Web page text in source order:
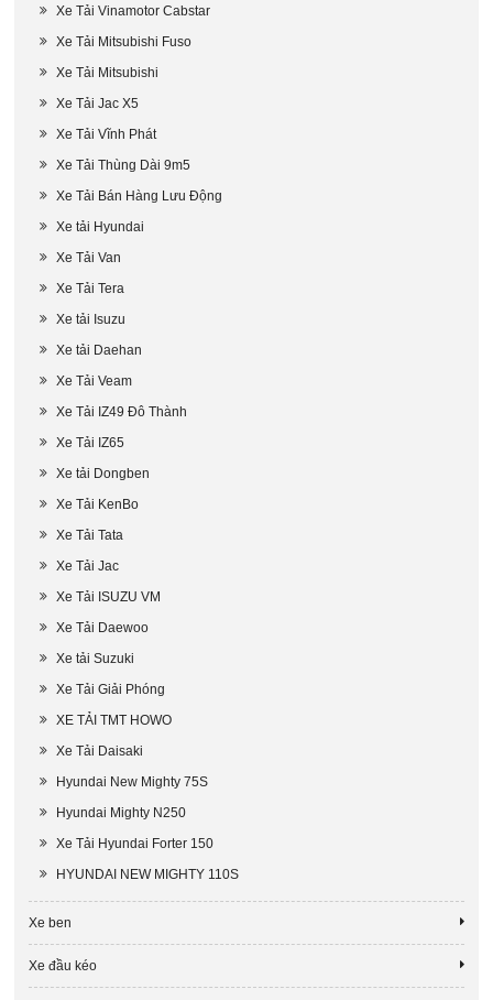
Xe Tải Vinamotor Cabstar
Xe Tải Mitsubishi Fuso
Xe Tải Mitsubishi
Xe Tải Jac X5
Xe Tải Vĩnh Phát
Xe Tải Thùng Dài 9m5
Xe Tải Bán Hàng Lưu Động
Xe tải Hyundai
Xe Tải Van
Xe Tải Tera
Xe tải Isuzu
Xe tải Daehan
Xe Tải Veam
Xe Tải IZ49 Đô Thành
Xe Tải IZ65
Xe tải Dongben
Xe Tải KenBo
Xe Tải Tata
Xe Tải Jac
Xe Tải ISUZU VM
Xe Tải Daewoo
Xe tải Suzuki
Xe Tải Giải Phóng
XE TẢI TMT HOWO
Xe Tải Daisaki
Hyundai New Mighty 75S
Hyundai Mighty N250
Xe Tải Hyundai Forter 150
HYUNDAI NEW MIGHTY 110S
Xe ben
Xe đầu kéo